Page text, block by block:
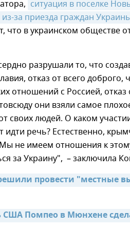
ситуация в поселке
за приезда граждан
что в украинском обществе
разрушали то, что
отказ от всего
отношений с Россией,
они взяли самое
своих людей. О каком
идти речь? Естественно,
не имеем отношения к
за Украину", – заключила
провести "местные
США Помпео в Мюнхене